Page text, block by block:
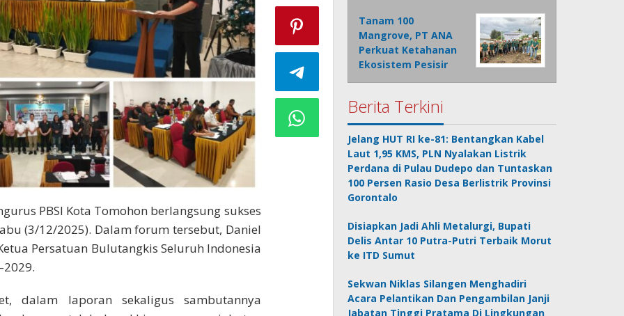
PBSI Kota Tomohon berlangsung sukses
(3/12/2025). Dalam forum tersebut, Daniel
Persatuan Bulutangkis Seluruh Indonesia
dalam laporan sekaligus sambutannya
Tanam 100
Mangrove, PT ANA
Perkuat Ketahanan
Ekosistem Pesisir
Berita Terkini
Jelang HUT RI ke-81: Bentangkan Kabel
Laut 1,95 KMS, PLN Nyalakan Listrik
Perdana di Pulau Dudepo dan Tuntaskan
100 Persen Rasio Desa Berlistrik Provinsi
Gorontalo
Disiapkan Jadi Ahli Metalurgi, Bupati
Delis Antar 10 Putra-Putri Terbaik Morut
ke ITD Sumut
Sekwan Niklas Silangen Menghadiri
Acara Pelantikan Dan Pengambilan Janji
Jabatan Tinggi Pratama Di Lingkungan